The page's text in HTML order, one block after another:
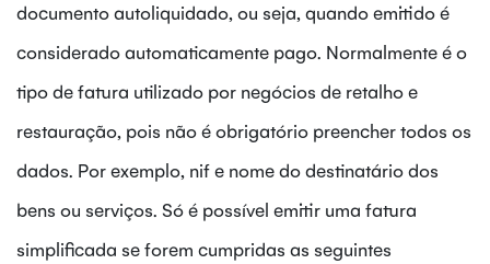
documento autoliquidado, ou seja, quando emitido é
considerado automaticamente pago. Normalmente é o
tipo de fatura utilizado por negócios de retalho e
restauração, pois não é obrigatório preencher todos os
dados. Por exemplo, nif e nome do destinatário dos
bens ou serviços. Só é possível emitir uma fatura
simplificada se forem cumpridas as seguintes